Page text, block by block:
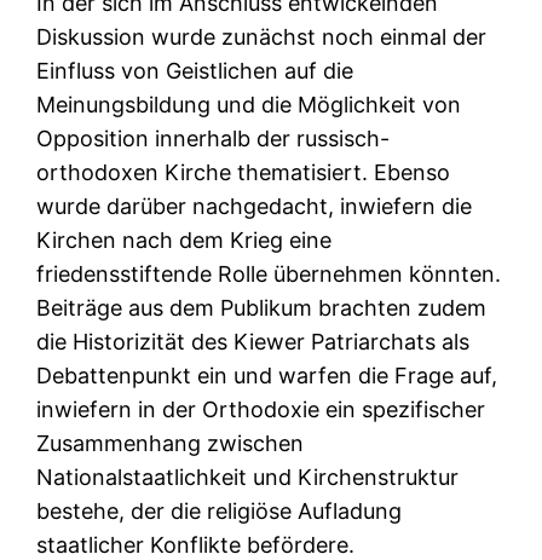
Diskussion wurde zunächst noch einmal der
Einfluss von Geistlichen auf die
Meinungsbildung und die Möglichkeit von
Opposition innerhalb der russisch-
orthodoxen Kirche thematisiert. Ebenso
wurde darüber nachgedacht, inwiefern die
Kirchen nach dem Krieg eine
friedensstiftende Rolle übernehmen könnten.
Beiträge aus dem Publikum brachten zudem
die Historizität des Kiewer Patriarchats als
Debattenpunkt ein und warfen die Frage auf,
inwiefern in der Orthodoxie ein spezifischer
Zusammenhang zwischen
Nationalstaatlichkeit und Kirchenstruktur
bestehe, der die religiöse Aufladung
staatlicher Konflikte befördere.